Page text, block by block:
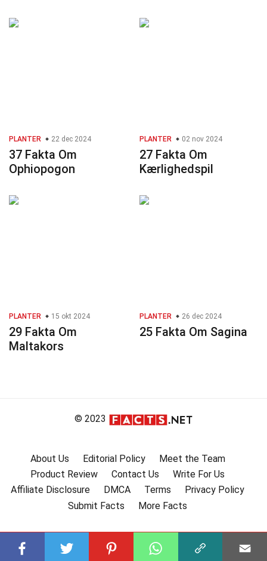
PLANTER 22 dec 2024
37 Fakta Om
Ophiopogon
PLANTER 02 nov 2024
27 Fakta Om
Kærlighedspil
PLANTER 15 okt 2024
29 Fakta Om
Maltakors
PLANTER 26 dec 2024
25 Fakta Om Sagina
© 2023
About Us Editorial Policy
Meet the Team
Product Review
Contact Us
Write For Us
Affiliate Disclosure
DMCA Terms
Privacy Policy
Submit Facts
More Facts
Subscribe to our channel